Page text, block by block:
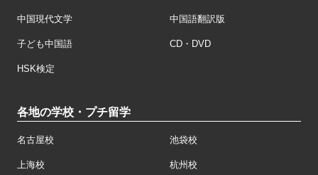
中国現代文学 中国語翻訳版
子ども中国語 CD・DVD
HSK検定
各地の学校・プチ留学
名古屋校 池袋校
上海校 杭州校